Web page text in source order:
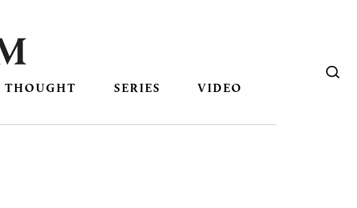
THOUGHT SERIES VIDEO